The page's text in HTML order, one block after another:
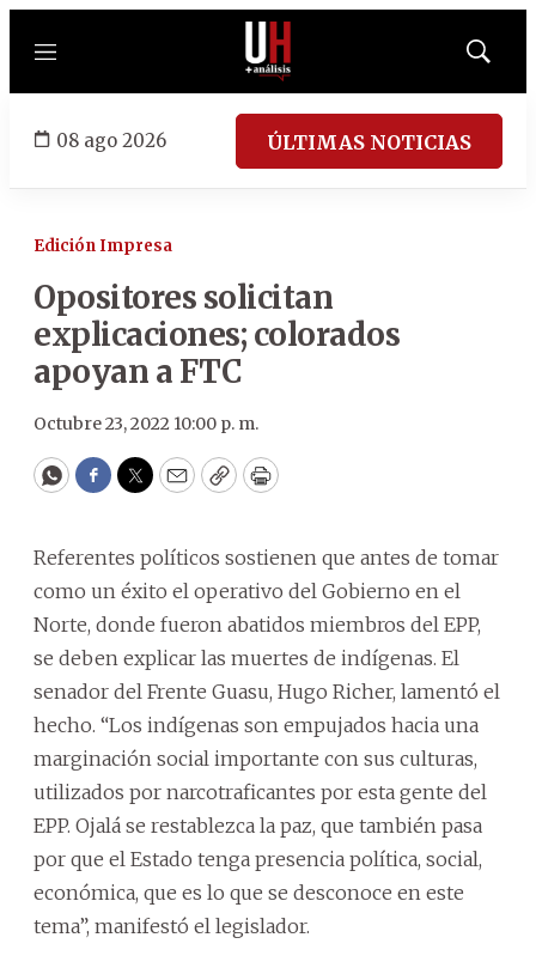
Menú
Mostrar
08 ago 2026 ÚLTIMAS NOTICIAS
Edición Impresa
Opositores solicitan
explicaciones; colorados
apoyan a FTC
Octubre 23, 2022 10:00 p. m.
WhatsApp
Facebook
Twitter
EmailCopyPrint
Referentes políticos sostienen que antes de tomar
como un éxito el operativo del Gobierno en el
Norte, donde fueron abatidos miembros del EPP,
se deben explicar las muertes de indígenas. El
senador del Frente Guasu, Hugo Richer, lamentó el
hecho. “Los indígenas son empujados hacia una
marginación social importante con sus culturas,
utilizados por narcotraficantes por esta gente del
EPP. Ojalá se restablezca la paz, que también pasa
por que el Estado tenga presencia política, social,
económica, que es lo que se desconoce en este
tema”, manifestó el legislador.